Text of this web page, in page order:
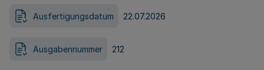
Ausfertigungsdatum 22.07.2026
Ausgabennummer 212